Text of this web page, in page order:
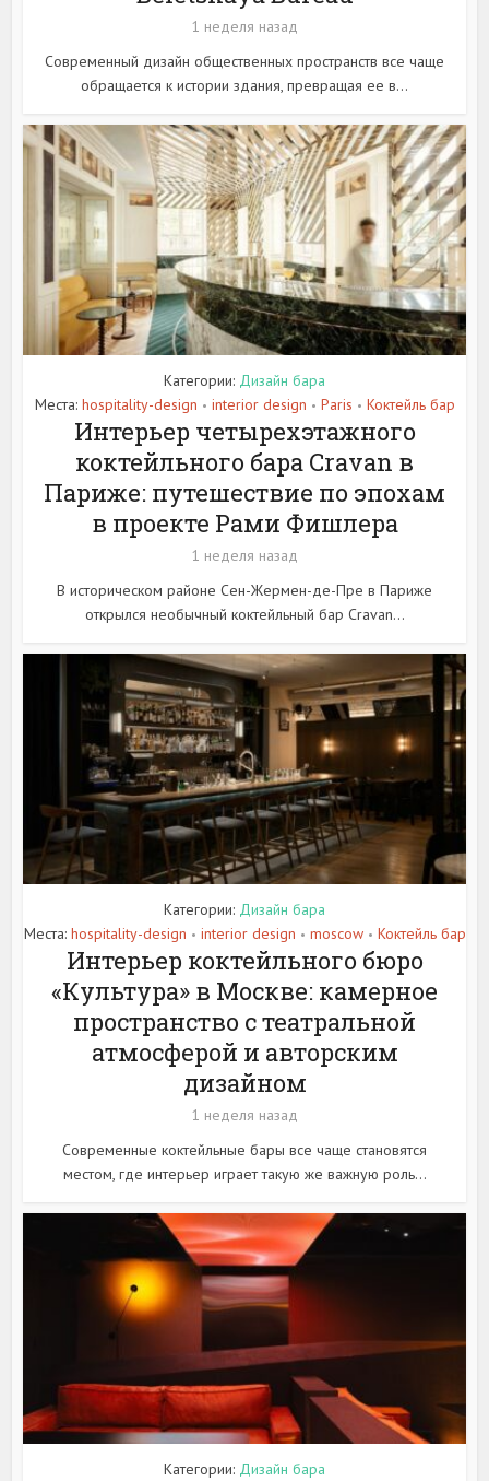
1 неделя назад
Современный дизайн общественных пространств все чаще
обращается к истории здания, превращая ее в...
Категории: Дизайн бара
Места: hospitality-design • interior design • Paris • Коктейль бар
Интерьер четырехэтажного
коктейльного бара Cravan в
Париже: путешествие по эпохам
в проекте Рами Фишлера
1 неделя назад
В историческом районе Сен-Жермен-де-Пре в Париже
открылся необычный коктейльный бар Cravan...
Категории: Дизайн бара
Места: hospitality-design • interior design • moscow • Коктейль бар
Интерьер коктейльного бюро
«Культура» в Москве: камерное
пространство с театральной
атмосферой и авторским
дизайном
1 неделя назад
Современные коктейльные бары все чаще становятся
местом, где интерьер играет такую же важную роль...
Категории: Дизайн бара